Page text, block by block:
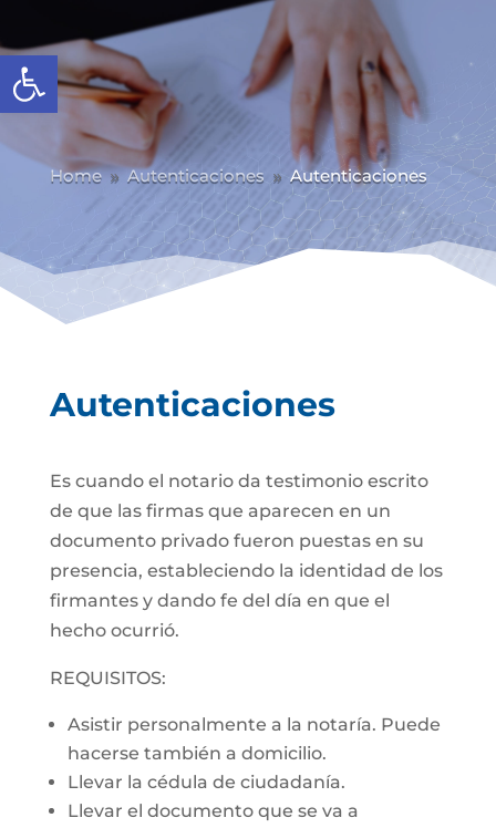
Abrir barra de herramientas
Home 9 Autenticaciones 9 Autenticaciones
Autenticaciones
Es cuando el notario da testimonio escrito
de que las firmas que aparecen en un
documento privado fueron puestas en su
presencia, estableciendo la identidad de los
firmantes y dando fe del día en que el
hecho ocurrió.
REQUISITOS:
Asistir personalmente a la notaría. Puede
hacerse también a domicilio.
Llevar la cédula de ciudadanía.
Llevar el documento que se va a